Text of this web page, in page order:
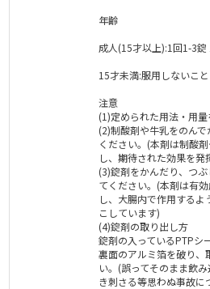
年齢
成人(15才以上):1回1-3錠
15才未満:服用しないこと
注意
(1)定められた用法・用量
(2)制酸剤や牛乳をのん
ください。(本剤は制酸
し、期待された効果を
(3)錠剤をかんだり、つ
てください。(本剤は有
し、大腸内で作用する
こしています)
(4)錠剤の取り出し方
錠剤の入っているPTPシ
裏面のアルミ箔を破り、
い。(誤ってそのまま飲
き刺さる等思わぬ事故に